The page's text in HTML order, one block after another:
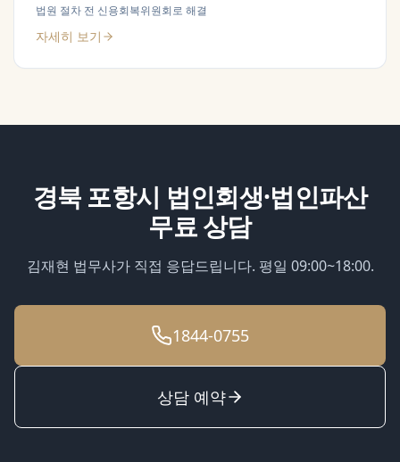
법원 절차 전 신용회복위원회로 해결
자세히 보기
경북 포항시 법인회생·법인파산
무료 상담
김재현 법무사가 직접 응답드립니다. 평일 09:00~18:00.
1844-0755
상담 예약